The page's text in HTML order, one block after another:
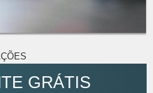
GRÁTIS